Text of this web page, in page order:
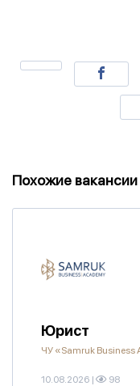
Похожие вакансии
Юрист
ЧУ «Samruk Business
10.08.2026 | 98